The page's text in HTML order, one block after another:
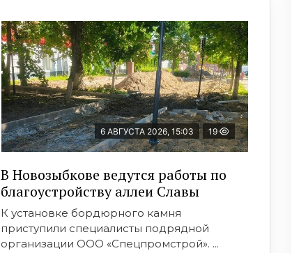
6 АВГУСТА 2026, 15:03 19
В Новозыбкове ведутся работы по
благоустройству аллеи Славы
К установке бордюрного камня
приступили специалисты подрядной
организации ООО «Спецпромстрой». ...